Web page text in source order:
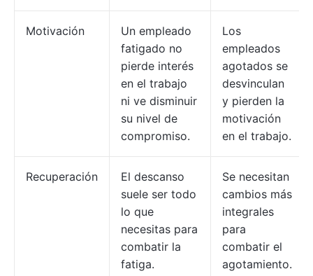
Motivación
Un empleado
fatigado no
pierde interés
en el trabajo
ni ve disminuir
su nivel de
compromiso.
Los
empleados
agotados se
desvinculan
y pierden la
motivación
en el trabajo.
Recuperación
El descanso
suele ser todo
lo que
necesitas para
combatir la
fatiga.
Se necesitan
cambios más
integrales
para
combatir el
agotamiento.